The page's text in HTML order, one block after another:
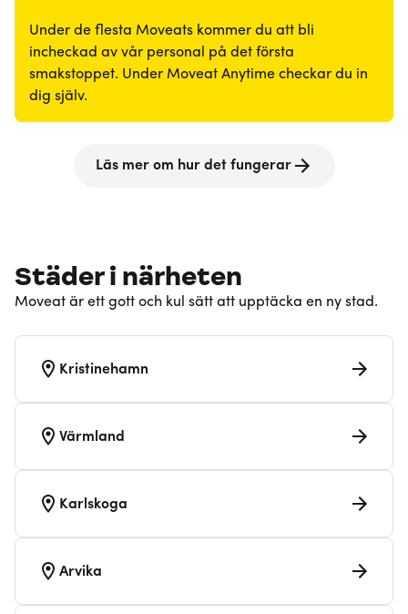
Under de flesta Moveats kommer du att bli
incheckad av vår personal på det första
smakstoppet. Under Moveat Anytime checkar du in
dig själv.
Läs mer om hur det fungerar
Städer i närheten
Moveat är ett gott och kul sätt att upptäcka en ny stad.
Kristinehamn
Värmland
Karlskoga
Arvika